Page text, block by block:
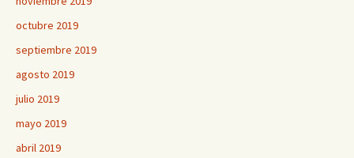
octubre 2019
septiembre 2019
agosto 2019
julio 2019
mayo 2019
abril 2019